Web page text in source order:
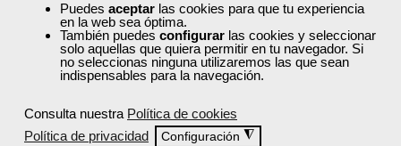
Puedes aceptar las cookies para que tu experiencia
en la web sea óptima.
También puedes configurar las cookies y seleccionar
solo aquellas que quiera permitir en tu navegador. Si
no seleccionas ninguna utilizaremos las que sean
indispensables para la navegación.
Consulta nuestra Política de cookies
Política de privacidad
Configuración ◮
¿Qué ofrece Femxa al alumno una vez
finaliza su formación?
¿Recibiré un certificado al finalizar un curso
gratuito?